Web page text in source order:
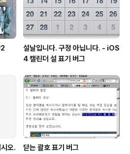
설날입니다. 구정 아닙니다. - iOS
4 캘린더 설 표기 버그
오. 닫는 괄호 표기 버그